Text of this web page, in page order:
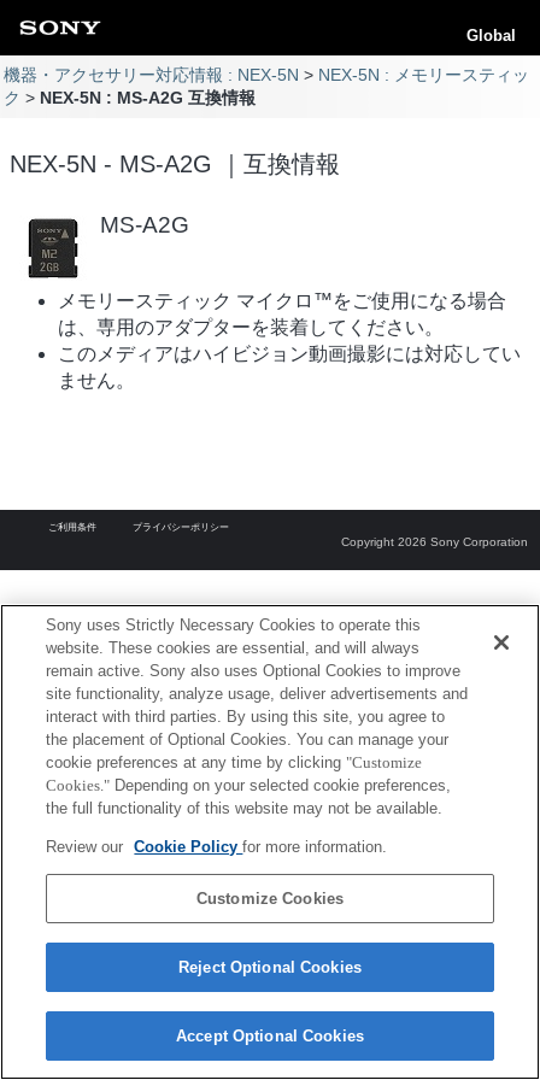
Global
機器・アクセサリー対応情報 : NEX-5N
NEX-5N : メモリースティッ
ク
NEX-5N : MS-A2G 互換情報
NEX-5N - MS-A2G ｜互換情報
MS-A2G
メモリースティック マイクロ™をご使用になる場合
は、専用のアダプターを装着してください。
このメディアはハイビジョン動画撮影には対応してい
ません。
ご利用条件 プライバシーポリシー
Copyright 2026 Sony Corporation
Sony uses Strictly Necessary Cookies to operate this
website. These cookies are essential, and will always
remain active. Sony also uses Optional Cookies to improve
site functionality, analyze usage, deliver advertisements and
interact with third parties. By using this site, you agree to
the placement of Optional Cookies. You can manage your
cookie preferences at any time by clicking "Customize
Cookies." Depending on your selected cookie preferences,
the full functionality of this website may not be available.
Review our Cookie Policyfor more information.
Customize Cookies
Reject Optional Cookies
Accept Optional Cookies